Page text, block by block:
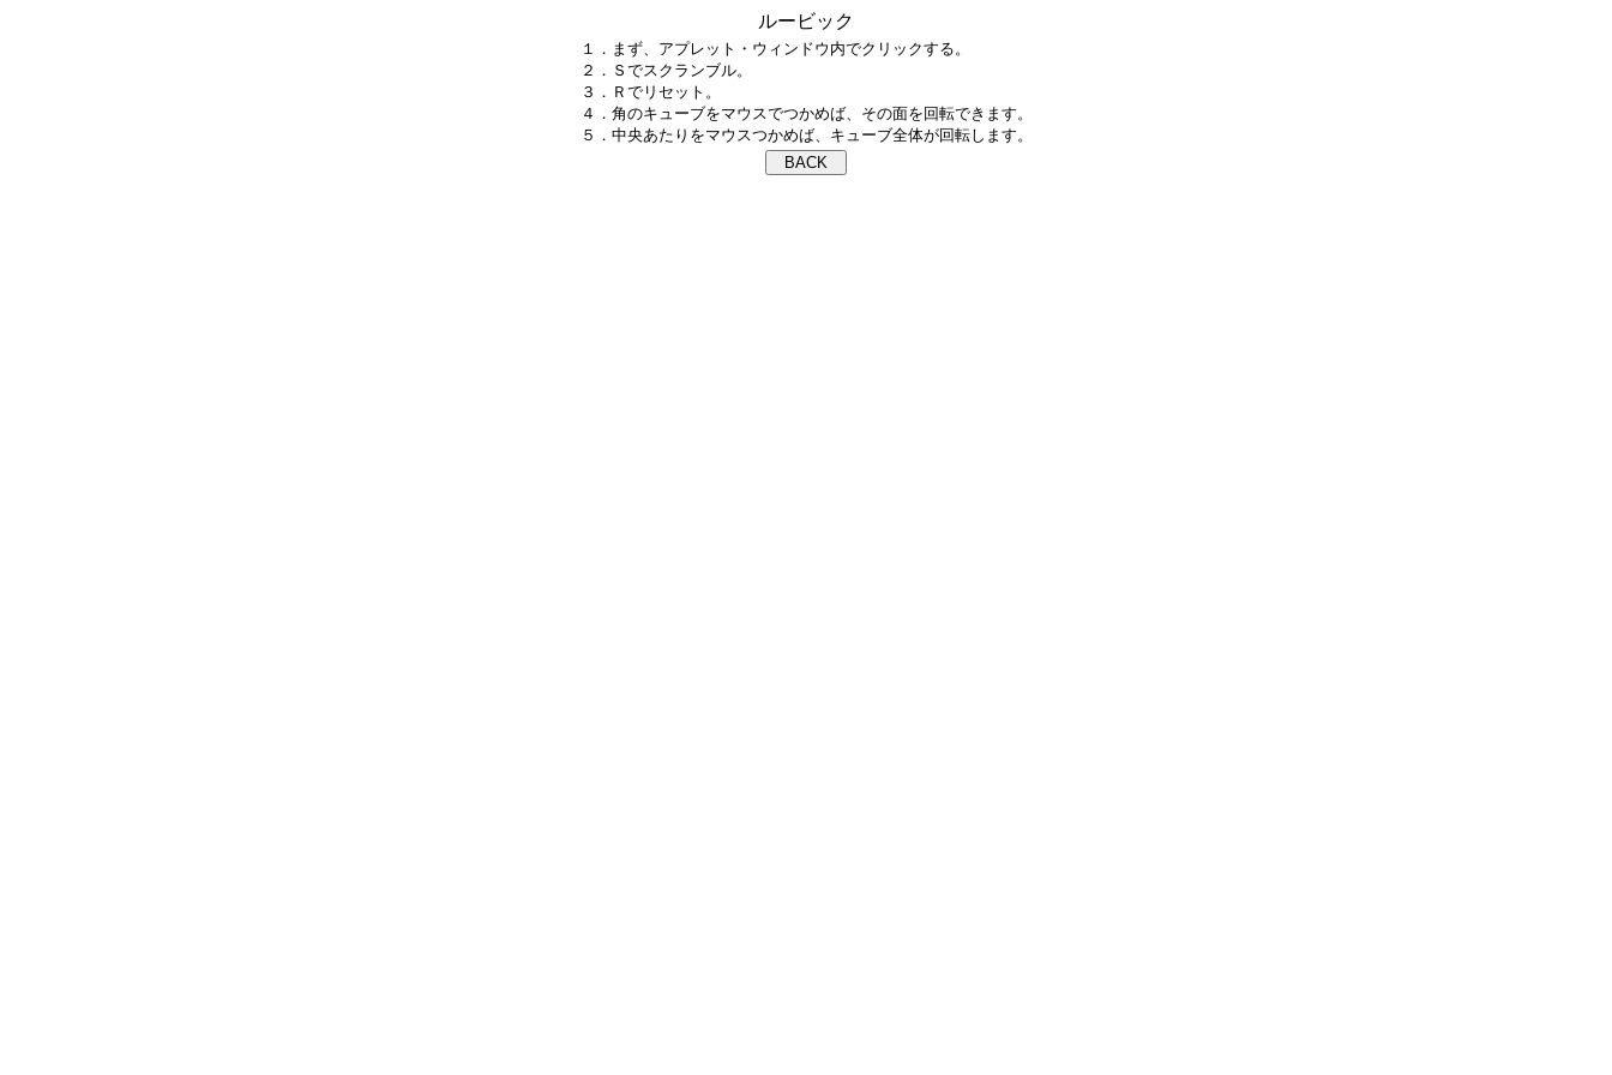
ルービック
１．まず、アプレット・ウィンドウ内でクリックする。
２．Ｓでスクランブル。
３．Ｒでリセット。
４．角のキューブをマウスでつかめば、その面を回転できます。